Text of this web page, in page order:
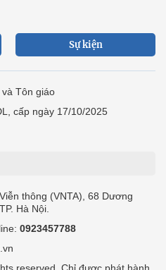
Sự kiện
Tôn giáo
cấp ngày 17/10/2025
thông (VNTA), 68 Dương
Hà Nội.
0923457788
reserved. Chỉ được phát hành